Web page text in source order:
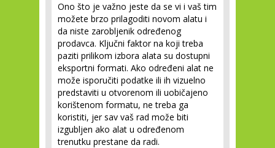
Ono što je važno jeste da se vi i vaš tim
možete brzo prilagoditi novom alatu i
da niste zarobljenik određenog
prodavca. Ključni faktor na koji treba
paziti prilikom izbora alata su dostupni
eksportni formati. Ako određeni alat ne
može isporučiti podatke ili ih vizuelno
predstaviti u otvorenom ili uobičajeno
korištenom formatu, ne treba ga
koristiti, jer sav vaš rad može biti
izgubljen ako alat u određenom
trenutku prestane da radi.